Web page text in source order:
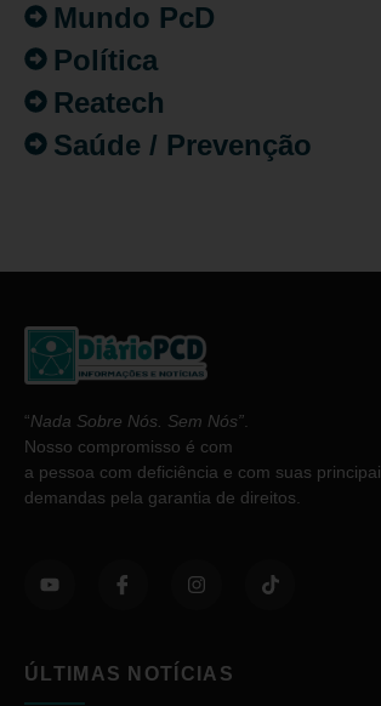
Mundo PcD
Política
Reatech
Saúde / Prevenção
“Nada Sobre Nós. Sem Nós”.
Nosso compromisso é com
a pessoa com deficiência e com suas
demandas pela garantia de direitos.
ÚLTIMAS NOTÍCIAS